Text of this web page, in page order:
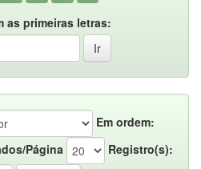
as primeiras letras:
Em ordem:
Página
Registro(s):